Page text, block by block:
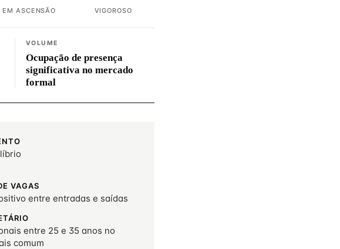
EM ASCENSÃO VIGOROSO
VOLUME
Ocupação de presença
significativa no mercado
formal
VAGAS
entre entradas e saídas
entre 25 e 35 anos no
comum